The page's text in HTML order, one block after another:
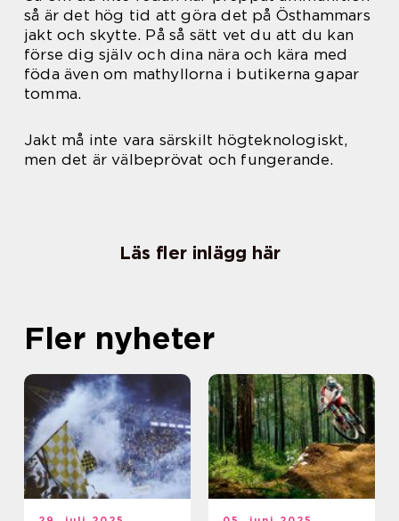
så är det hög tid att göra det på Östhammars
jakt och skytte. På så sätt vet du att du kan
förse dig själv och dina nära och kära med
föda även om mathyllorna i butikerna gapar
tomma.
Jakt må inte vara särskilt högteknologiskt,
men det är välbeprövat och fungerande.
Läs fler inlägg här
Fler nyheter